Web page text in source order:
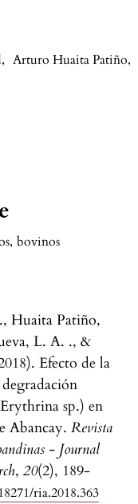
, Arturo Huaita Patiño,
, bovinos
Huaita Patiño,
L. A. ., &
Efecto de la
sp.) en
Abancay.Revista
- Journal
,20(2), 189-
ria.2018.363